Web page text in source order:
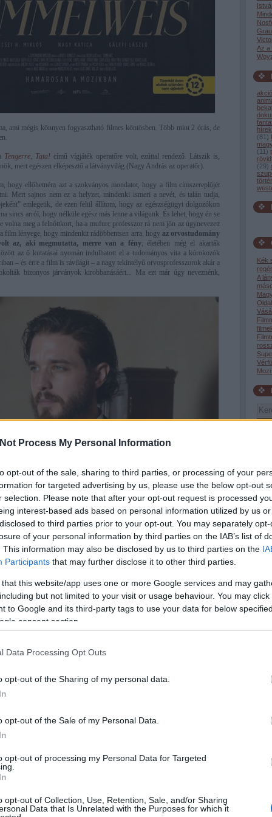
Process My Personal Information
opt-out of the sale, sharing to third parties, or processing of your
for targeted advertising by us, please use the below opt-out
selection. Please note that after your opt-out request is processed
interest-based ads based on personal information utilized by us
to third parties prior to your opt-out. You may separately
of your personal information by third parties on the IAB’s list of
This information may also be disclosed by us to third parties on the
Participants that may further disclose it to other third parties.
that this website/app uses one or more Google services and may
but not limited to your visit or usage behaviour. You may
to Google and its third-party tags to use your data for below
consent section.
Data Processing Opt Outs
opt-out of the Sharing of my personal data.
opt-out of the Sale of my Personal Data.
opt-out of processing my Personal Data for Targeted
opt-out of Collection, Use, Retention, Sale, and/or Sharing
Data that Is Unrelated with the Purposes for which it
Az a
akció
hírek
(81 )
(11 )
(29)
Kék
A
Oldal
akik
róla
film
ami mégis könnyen fogyasztható filmes köntösben. Több mint 2 órás, de
Tengerre, Tata! című vígjáték operatőre volt, ezúttal rendező. Látszik is,
mert egészen elképesztő a látványvilág (Nagy András az operatőr).
hogy ellőhetném azt a szokványos mondatot, hogy a film címszereplőjét
Mert sajnos nem ez a helyzet, mindenki ismeri a nevét, és talán tudja,
emlegetik, de ezen felül állítom, hogy az egészségügyi dolgozókon
sincs arról, hogy nélküle egész más lenne a világunk. És lehet, hogy én se
volna meg a felnőttkort, ha a mufurc professzor rá nem jön az úgynevezett
film lényege, hogy mindenkit rádöbbentsen arra, hogy az orvostudomány
az, aki megmutatta, merre van a fény; életében még el akarták
az ő kutatásai nyomán indulhatott el a tudományos vita a kórokozók
– és erre a film is rávilágít – a nagy tekintélyű orvosprofesszorok akár a
bizonyos járványok kirobbanásáért... Ma ezt már úgy neveznénk,
1847-ben 29 éves volt és közel hasonló korban van Vecsei H. Miklós,
megfogja az embert. De még mielőtt ez megtörténne, a film feltűnően
kezd, fehér betűkkel pedig felvillannak a főbb készítők és szereplők.
flanc nélküli főcímet ritkán látni manapság... Aztán jön a kezdés, egy
tölti be a termet és a vásznat, ruházata szegényes, menekül valakik elől –
hogy nehéz érzelmileg kötődni a filmhez, hát itt azért elég nehéz nem
Aztán amint megragadják többen is, miközben folyamatosan kiabál és
be akarják cipelni, elhangzik a szájából, hogy ő ugyan be nem megy oda
gyermekáldás előtt álló fiatal nő. A bécsi klinikáról van szó, ahol félelmetes
az utóbbi években, egy pár évvel ezelőtti, ugrásszerű növekedéssel.
kivéve Semmelweis Ignácot, aki hatásos szöveggel fogadja a vajúdó
hogy itt szüljön, felőle aztán mehet bárhová, de pár órán belül
farfekvése miatt, ha nem engedi, hogy segítsen. Tehát ő sem viselkedik
viszont lényegre törő bunkóságának köszönhetően megérti a nő, hogy
valahogy meg is nyugtatja higgadt közlésmódjával. Egyből látható:
aki a hivatásáért él,nem ér rá normálisnak lenni sem a beteggel sem a
megszületik és a néző örül a babasírásnak, akárcsak a doktorunk.